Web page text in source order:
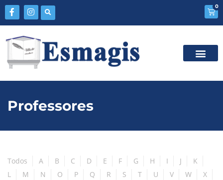
0
Professores
Todos A B C D E F G H I J
K
L
M N O P Q R S T U V W
X